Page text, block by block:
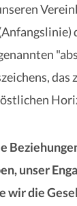
unser
wir die